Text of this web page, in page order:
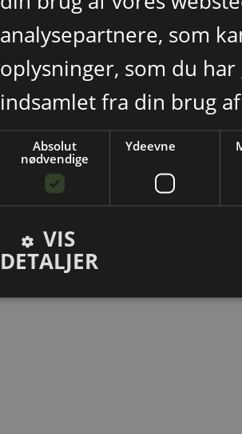
analysepartnere, som
oplysninger, som du
indsamlet fra din brug
Absolut
nødvendige
Ydeevne
VIS
DETALJER